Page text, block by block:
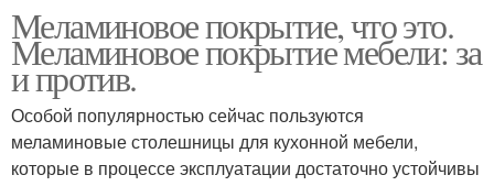
Меламиновое покрытие, что это.
Меламиновое покрытие мебели: за
и против.
Особой популярностью сейчас пользуются
меламиновые столешницы для кухонной мебели,
которые в процессе эксплуатации достаточно устойчивы